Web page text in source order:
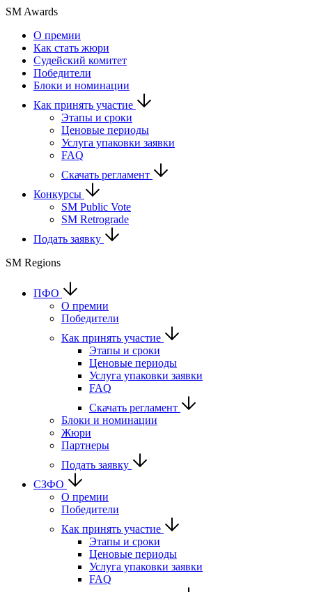
SM Awards
О премии
Как стать жюри
Судейский комитет
Победители
Блоки и номинации
Как принять участие
Этапы и сроки
Ценовые периоды
Услуга упаковки заявки
FAQ
Скачать регламент
Конкурсы
SM Public Vote
SM Retrograde
Подать заявку
SM Regions
ПФО
О премии
Победители
Как принять участие
Этапы и сроки
Ценовые периоды
Услуга упаковки заявки
FAQ
Скачать регламент
Блоки и номинации
Жюри
Партнеры
Подать заявку
СЗФО
О премии
Победители
Как принять участие
Этапы и сроки
Ценовые периоды
Услуга упаковки заявки
FAQ